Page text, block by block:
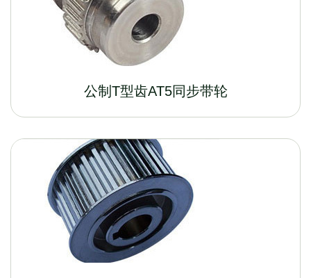
公制T型齿AT5同步带轮